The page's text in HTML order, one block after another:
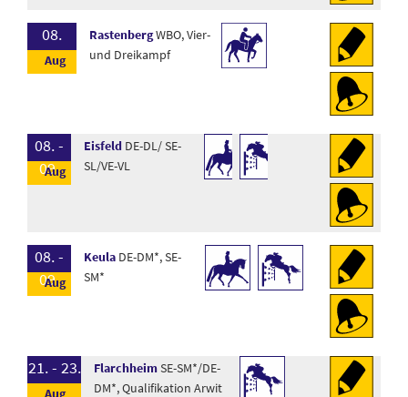
08. RastenbergWBO, Vier-
und Dreikampf
08. -
09.
Eisfeld DE-DL/ SE-
SL/VE-VL
08. -
09.
Keula DE-DM*, SE-
SM*
21. - 23. FlarchheimSE-SM*/DE-
DM*, Qualifikation Arwit